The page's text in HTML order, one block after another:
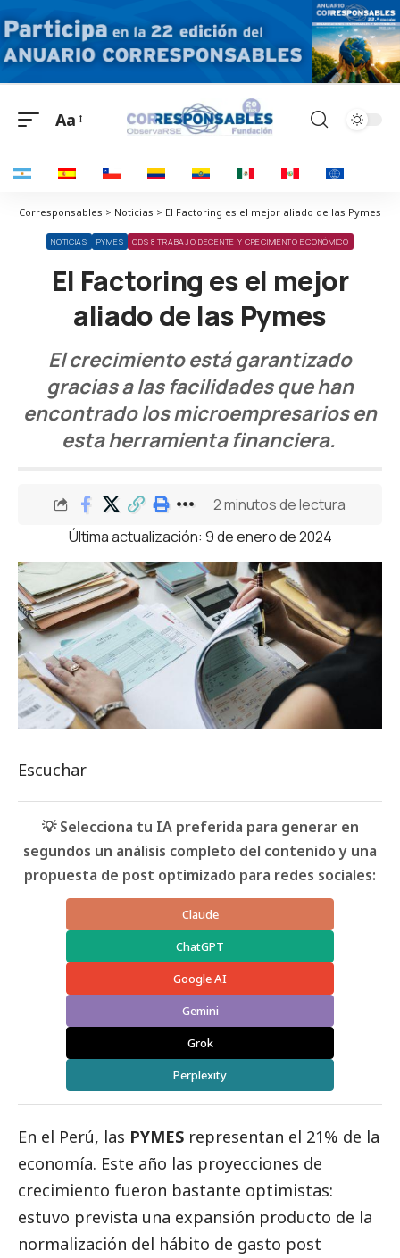
Aa
Corresponsables > Noticias > El Factoring es el mejor aliado de las Pymes
NOTICIAS PYMES ODS 8 TRABAJO DECENTE Y CRECIMIENTO ECONÓMICO
El Factoring es el mejor
aliado de las Pymes
El crecimiento está garantizado
gracias a las facilidades que han
encontrado los microempresarios en
esta herramienta financiera.
Última actualización: 9 de enero de 2024
2 minutos de lectura
Escuchar
💡 Selecciona tu IA preferida para generar en
segundos un análisis completo del contenido y una
propuesta de post optimizado para redes sociales:
Claude
ChatGPT
Google AI
Gemini
Grok
Perplexity
En el Perú, las PYMES representan el 21% de la
economía. Este año las proyecciones de
crecimiento fueron bastante optimistas:
estuvo prevista una expansión producto de la
normalización del hábito de gasto post